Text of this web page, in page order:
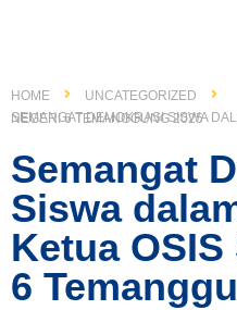
HOME
UNCATEGORIZED
SEMANGAT DEMOKRASI SISWA DALAM PEMILIHAN KETUA OSIS SMP NEGERI 6 TEMANGGUNG 2025
Semangat
Siswa
Ketua OSIS
6